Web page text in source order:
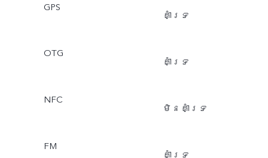
GPS
គាំទ្រ
OTG
គាំទ្រ
NFC
មិនគាំទ្រ
FM
គាំទ្រ